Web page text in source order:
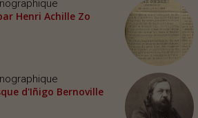
Henri Achille Zo
d'Iñigo Bernoville